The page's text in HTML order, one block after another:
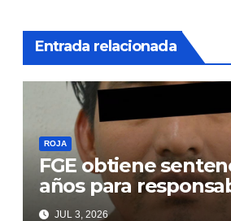
Entrada relacionada
ROJA
FGE obtiene
años para
secuestro agravado
JUL 3, 2026